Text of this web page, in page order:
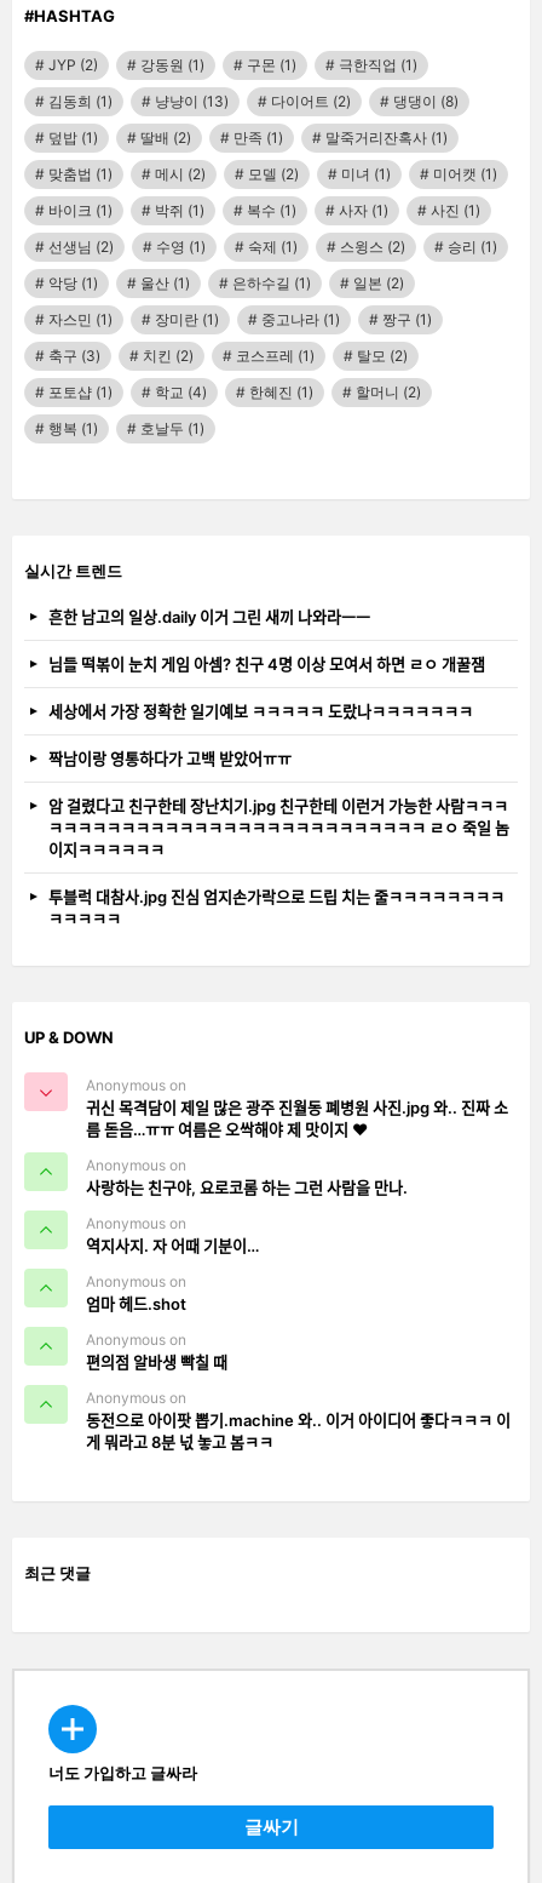
#HASHTAG
JYP (2) 강동원 (1) 구몬 (1) 극한직업 (1)
김동희 (1) 냥냥이 (13) 다이어트 (2) 댕댕이 (8)
덮밥 (1) 딸배 (2) 만족 (1) 말죽거리잔혹사 (1)
맞춤법 (1) 메시 (2) 모델 (2) 미녀 (1) 미어캣 (1)
바이크 (1) 박쥐 (1) 복수 (1) 사자 (1) 사진 (1)
선생님 (2) 수영 (1) 숙제 (1) 스윙스 (2) 승리 (1)
악당 (1) 울산 (1) 은하수길 (1) 일본 (2)
자스민 (1) 장미란 (1) 중고나라 (1) 짱구 (1)
축구 (3) 치킨 (2) 코스프레 (1) 탈모 (2)
포토샵 (1) 학교 (4) 한혜진 (1) 할머니 (2)
행복 (1) 호날두 (1)
실시간 트렌드
흔한 남고의 일상.daily 이거 그린 새끼 나와라ㅡㅡ
님들 떡볶이 눈치 게임 아셈? 친구 4명 이상 모여서 하면 ㄹㅇ 개꿀잼
세상에서 가장 정확한 일기예보 ㅋㅋㅋㅋㅋ 도랐나ㅋㅋㅋㅋㅋㅋㅋ
짝남이랑 영통하다가 고백 받았어ㅠㅠ
암 걸렸다고 친구한테 장난치기.jpg 친구한테 이런거 가능한 사람ㅋㅋㅋ
ㅋㅋㅋㅋㅋㅋㅋㅋㅋㅋㅋㅋㅋㅋㅋㅋㅋㅋㅋㅋㅋㅋㅋㅋㅋㅋ ㄹㅇ 죽일 놈
이지ㅋㅋㅋㅋㅋㅋ
투블럭 대참사.jpg 진심 엄지손가락으로 드립 치는 줄ㅋㅋㅋㅋㅋㅋㅋㅋ
ㅋㅋㅋㅋㅋ
UP & DOWN
Anonymous on
귀신 목격담이 제일 많은 광주 진월동 폐병원 사진.jpg 와.. 진짜 소
름 돋음…ㅠㅠ 여름은 오싹해야 제 맛이지 ❤️
Anonymous on
사랑하는 친구야, 요로코롬 하는 그런 사람을 만나.
Anonymous on
역지사지. 자 어때 기분이…
Anonymous on
엄마 헤드.shot
Anonymous on
편의점 알바생 빡칠 때
Anonymous on
동전으로 아이팟 뽑기.machine 와.. 이거 아이디어 좋다ㅋㅋㅋ 이
게 뭐라고 8분 넋 놓고 봄ㅋㅋ
최근 댓글
CREATE
너도 가입하고 글싸라
글싸기